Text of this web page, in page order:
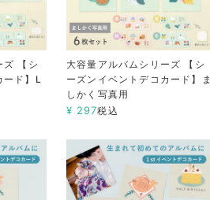
ズ 【シ
ード】L
大容量アルバムシリーズ 【シ
ーズンイベントデコカード】ま
しかく写真用
¥ 297税込